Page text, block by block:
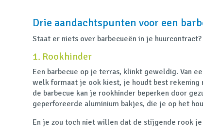
Drie aandachtspunten voor een
Staat er niets over barbecueën in je
1. Rookhinder
Een barbecue op je terras, klinkt geweldig. Van
welk formaat je ook kiest, je houdt best rekening
de barbecue kan je rookhinder beperken door
geperforeerde aluminium bakjes, die je op het
En je zou toch niet willen dat de stijgende rook